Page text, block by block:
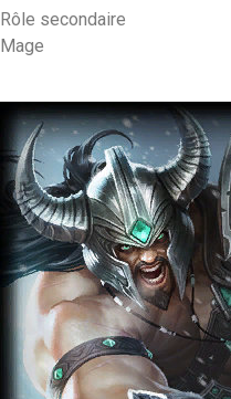
Rôle secondaire
Mage